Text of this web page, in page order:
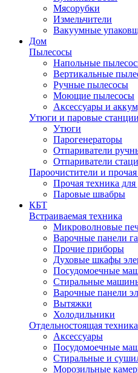
Мясорубки
Измельчители
Вакуумные
Дом
Пылесосы
Напольные
Вертикальные
Ручные пылесосы
Моющие пылесосы
Аксессуары и
Утюги и паровые станции
Утюги
Парогенераторы
Отпариватели
Отпариватели
Пароочистители и
Прочая техника для
Паровые швабры
КБТ
Встраиваемая техника
Микроволновые
Варочные панели
Прочие приборы
Духовые шкафы
Посудомоечные
Стиральные
Варочные панели
Вытяжки
Холодильники
Отдельностоящая техника
Аксессуары
Посудомоечные
Стиральные и
Морозильные